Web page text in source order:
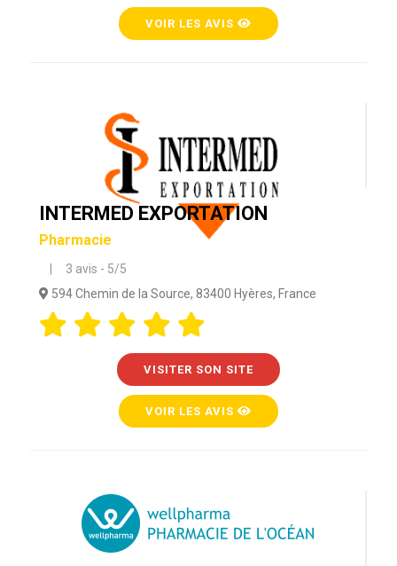
VOIR LES AVIS
INTERMED EXPORTATION
Pharmacie
| 3 avis - 5/5
594 Chemin de la Source, 83400 Hyères, France
VISITER SON SITE
VOIR LES AVIS